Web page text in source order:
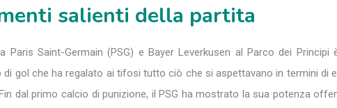
salienti della partita
Paris Saint-Germain (PSG) e Bayer Leverkusen al Parco dei Principi
di gol che ha regalato ai tifosi tutto ciò che si aspettavano in termini di
dal primo calcio di punizione, il PSG ha mostrato la sua potenza